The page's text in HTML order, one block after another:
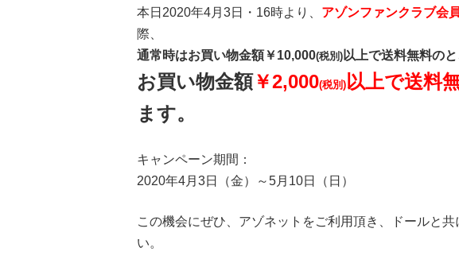
本日2020年4月3日・16時より、 アゾンファンクラブ会
際、
通常時はお買い物金額￥10,000(税別) 以上で送料無料の
お買い物金額￥2,000(税別)以上で送料
ます。
キャンペーン期間：
2020年4月3日（金）～5月10日（日）
この機会にぜひ、アゾネットをご利用頂き、ドールと
い。